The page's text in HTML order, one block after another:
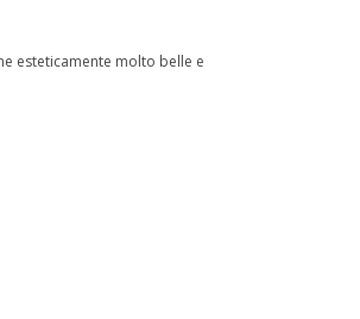
esteticamente molto belle e